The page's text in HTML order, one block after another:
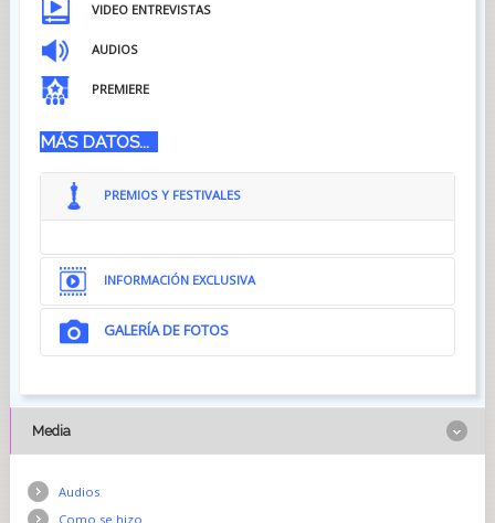
VIDEO ENTREVISTAS
AUDIOS
PREMIERE
MÁS DATOS...
PREMIOS Y FESTIVALES
INFORMACIÓN EXCLUSIVA
GALERÍA DE FOTOS
Media
Audios
Como se hizo